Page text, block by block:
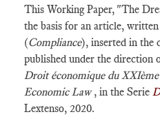
This Working Paper, "The
the basis for an article,
(Compliance), inserted in the
published under the direction
Droit économique du
Economic Law, in the Serie
Lextenso, 2020.